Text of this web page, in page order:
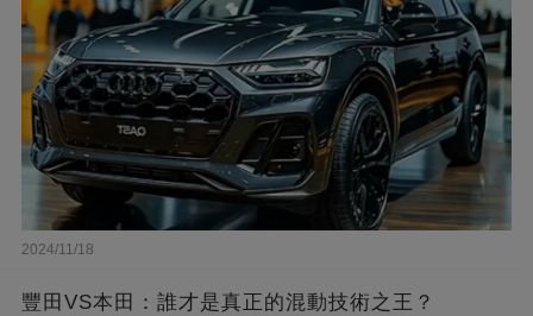
2024/11/18
豐田VS本田：誰才是真正的混動技術之王？